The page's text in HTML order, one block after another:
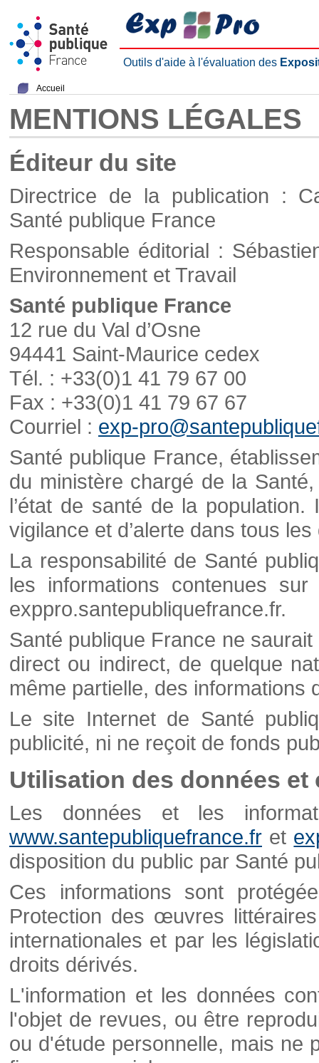
Outils d'aide à l'évaluation des
Accueil
MENTIONS LÉGALES
Éditeur du site
Directrice de la publication :
Santé publique France
Responsable éditorial :
Environnement et Travail
Santé publique France
12 rue du Val d’Osne
94441 Saint-Maurice cedex
Tél. : +33(0)1 41 79 67 00
Fax : +33(0)1 41 79 67 67
Courriel : exp-
Santé publique France,
du ministère chargé de la
l’état de santé de la
vigilance et d’alerte dans tous
La responsabilité de Santé
les informations contenues
exppro.santepubliquefrance.fr.
Santé publique France ne
direct ou indirect, de quelque
même partielle, des informations
Le site Internet de Santé
publicité, ni ne reçoit de fonds
Utilisation des données et
Les données et les
www.santepubliquefrance.fr et
disposition du public par Santé
Ces informations sont
Protection des œuvres
internationales et par les
droits dérivés.
L'information et les données
l'objet de revues, ou être
ou d'étude personnelle, mais ne